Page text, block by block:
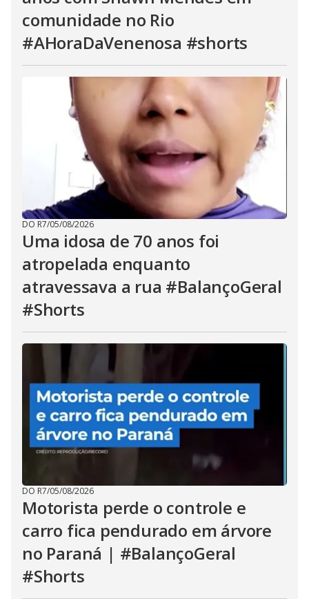
comunidade no Rio
#AHoraDaVenenosa #shorts
DO R7/05/08/2026
Uma idosa de 70 anos foi
atropelada enquanto
atravessava a rua #BalançoGeral
#Shorts
DO R7/05/08/2026
Motorista perde o controle e
carro fica pendurado em árvore
no Paraná | #BalançoGeral
#Shorts